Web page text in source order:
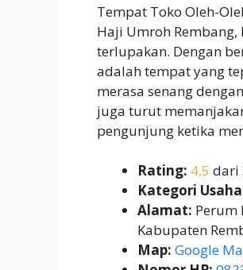
Tempat Toko Oleh-
Haji Umroh
terlupakan. Dengan
adalah tempat yang
merasa senang
juga turut
pengunjung ketika
Rating: 4,5 dari
Kategori
Alamat: Perum
Kabupaten
Map: Google